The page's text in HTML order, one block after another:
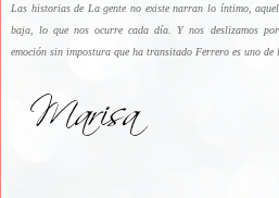
Las historias de La gente no existe narran lo íntimo,
baja, lo que nos ocurre cada día. Y nos deslizamos
emoción sin impostura que ha transitado Ferrero es uno